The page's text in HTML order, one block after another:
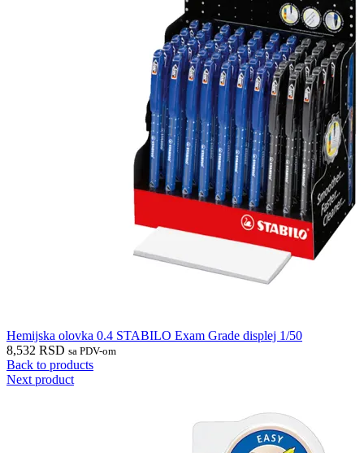
Hemijska olovka 0.4 STABILO Exam Grade displej 1/50
8,532 RSD sa PDV-om
Back to products
Next product